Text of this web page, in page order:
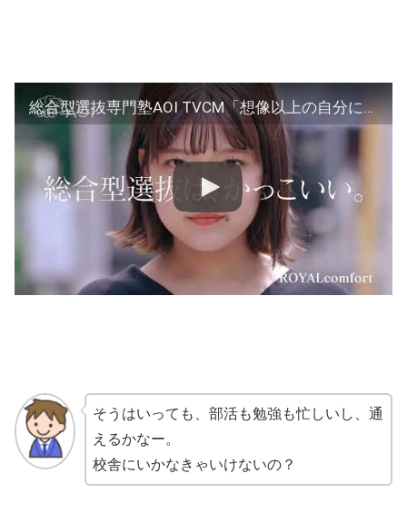
総合型選抜専門塾AOI TVCM「想像以上の自分になる」篇 15秒
そうはいっても、部活も勉強も忙しいし、通
えるかなー。
校舎にいかなきゃいけないの？